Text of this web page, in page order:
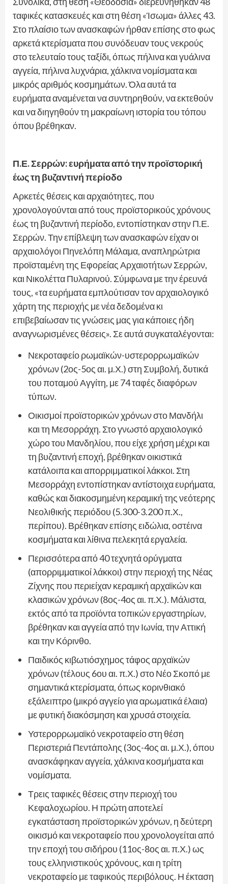
ταφικές κατασκευές και στη θέση «Ίσωμα» άλλες 43.
Στο πλαίσιο των ανασκαφών ήρθαν επίσης στο φως
αρκετά κτερίσματα που συνόδευαν τους νεκρούς
στο τελευταίο τους ταξίδι, όπως πήλινα και γυάλινα
αγγεία, πήλινα λυχνάρια, χάλκινα νομίσματα και
μικρός αριθμός κοσμημάτων. Όλα αυτά τα
ευρήματα αναμένεται να συντηρηθούν, να εκτεθούν
και να διηγηθούν τη μακραίωνη ιστορία του τόπου
όπου βρέθηκαν.
Π.Ε. Σερρών: ευρήματα από την προϊστορική
έως τη βυζαντινή περίοδο
Αρκετές θέσεις και αρχαιότητες, που
χρονολογούνται από τους προϊστορικούς χρόνους
έως τη βυζαντινή περίοδο, εντοπίστηκαν στην Π.Ε.
Σερρών. Την επίβλεψη των ανασκαφών είχαν οι
αρχαιολόγοι Πηνελόπη Μάλαμα, αναπληρώτρια
προϊσταμένη της Εφορείας Αρχαιοτήτων Σερρών,
και Νικολέττα Πυλαρινού. Σύμφωνα με την έρευνά
τους, «τα ευρήματα εμπλούτισαν τον αρχαιολογικό
χάρτη της περιοχής με νέα δεδομένα κι
επιβεβαίωσαν τις γνώσεις μας για κάποιες ήδη
αναγνωρισμένες θέσεις». Σε αυτά συγκαταλέγονται:
Νεκροταφείο ρωμαϊκών-υστερορρωμαϊκών
χρόνων (2ος-5ος αι. μ.Χ.) στη Συμβολή, δυτικά
του ποταμού Αγγίτη, με 74 ταφές διαφόρων
τύπων.
Οικισμοί προϊστορικών χρόνων στο Μανδήλι
και τη Μεσορράχη. Στο γνωστό αρχαιολογικό
χώρο του Μανδηλίου, που είχε χρήση μέχρι και
τη βυζαντινή εποχή, βρέθηκαν οικιστικά
κατάλοιπα και απορριμματικοί λάκκοι. Στη
Μεσορράχη εντοπίστηκαν αντίστοιχα ευρήματα,
καθώς και διακοσμημένη κεραμική της νεότερης
Νεολιθικής περιόδου (5.300-3.200 π.Χ.,
περίπου). Βρέθηκαν επίσης ειδώλια, οστέινα
κοσμήματα και λίθινα πελεκητά εργαλεία.
Περισσότερα από 40 τεχνητά ορύγματα
(απορριμματικοί λάκκοι) στην περιοχή της Νέας
Ζίχνης που περιείχαν κεραμική αρχαϊκών και
κλασικών χρόνων (8ος-4ος αι. π.Χ.). Μάλιστα,
εκτός από τα προϊόντα τοπικών εργαστηρίων,
βρέθηκαν και αγγεία από την Ιωνία, την Αττική
και την Κόρινθο.
Παιδικός κιβωτιόσχημος τάφος αρχαϊκών
χρόνων (τέλους 6ου αι. π.Χ.) στο Νέο Σκοπό με
σημαντικά κτερίσματα, όπως κορινθιακό
εξάλειπτρο (μικρό αγγείο για αρωματικά έλαια)
με φυτική διακόσμηση και χρυσά στοιχεία.
Υστερορρωμαϊκό νεκροταφείο στη θέση
Περιστεριά Πεντάπολης (3ος-4ος αι. μ.Χ.), όπου
ανασκάφηκαν αγγεία, χάλκινα κοσμήματα και
νομίσματα.
Τρεις ταφικές θέσεις στην περιοχή του
Κεφαλοχωρίου. Η πρώτη αποτελεί
εγκατάσταση προϊστορικών χρόνων, η δεύτερη
οικισμό και νεκροταφείο που χρονολογείται από
την εποχή του σιδήρου (11ος-8ος αι. π.Χ.) ως
τους ελληνιστικούς χρόνους, και η τρίτη
νεκροταφείο με ταφικούς περιβόλους. Η έκταση